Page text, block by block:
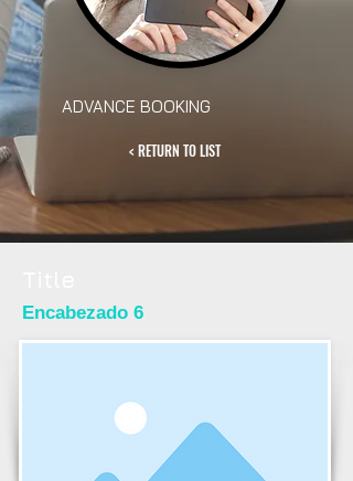
ADVANCE BOOKING
< RETURN TO LIST
Encabezado 6